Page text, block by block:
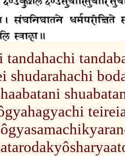
tandahachi
shudarahachi